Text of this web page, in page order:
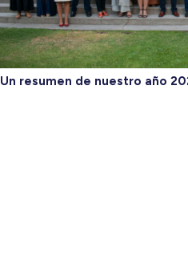
Un resumen de nuestro año